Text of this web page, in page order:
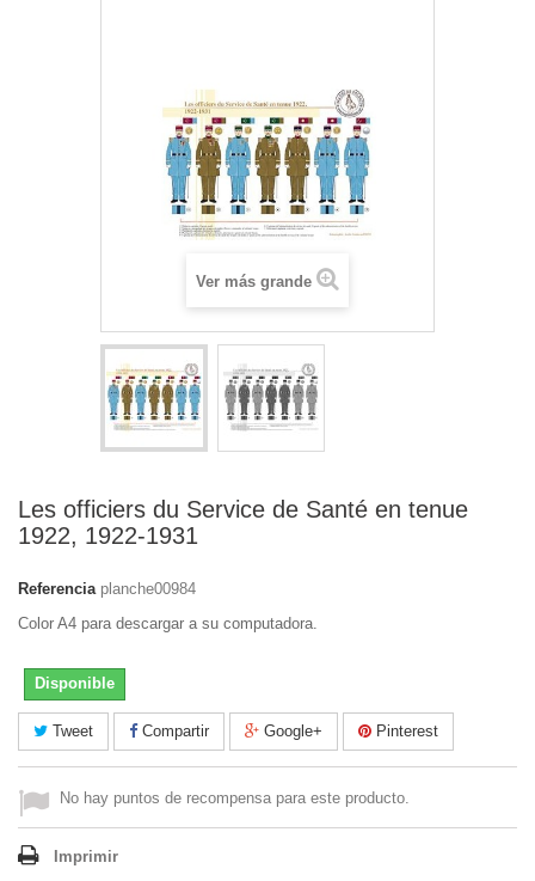
Ver más grande
Les officiers du Service de Santé en tenue
1922, 1922-1931
Referencia planche00984
Color A4 para descargar a su computadora.
Disponible
Tweet Compartir Google+ Pinterest
No hay puntos de recompensa para este producto.
Imprimir